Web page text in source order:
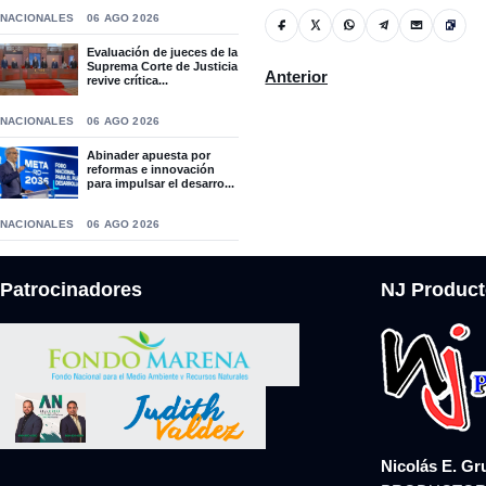
NACIONALES 06 AGO 2026
Evaluación de jueces de la
Suprema Corte de Justicia
revive crítica...
NACIONALES 06 AGO 2026
Abinader apuesta por
reformas e innovación
para impulsar el desarro...
NACIONALES 06 AGO 2026
Artículo anterior: El señor
Anterior
Patrocinadores NJ
Nicolás E.